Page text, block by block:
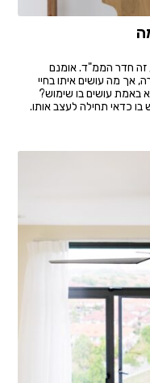
זה חדר הממ"ד. אומנם
אך מה עושים איתו בחיי
באמת עושים בו שימוש?
כדאי תחילה לעצב אותו.